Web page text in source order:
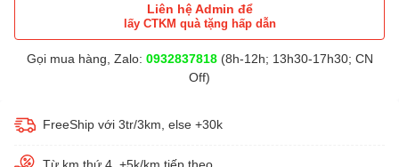
Liên hệ Admin để
lấy CTKM quà tặng hấp dẫn
Gọi mua hàng, Zalo: 0932837818(8h-12h; 13h30-17h30; CN
Off)
FreeShip với 3tr/3km, else +30k
Từ km thứ 4, +5k/km tiếp theo